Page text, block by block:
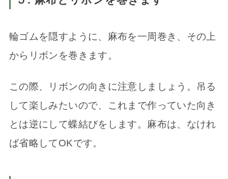
輪ゴムを隠すように、麻布を一周巻き、その上
からリボンを巻きます。
この際、リボンの向きに注意しましょう。吊る
して楽しみたいので、これまで作っていた向き
とは逆にして蝶結びをします。麻布は、なけれ
ば省略してOKです。